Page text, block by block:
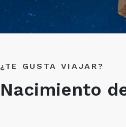
¿TE GUSTA VIAJAR?
Nacimiento